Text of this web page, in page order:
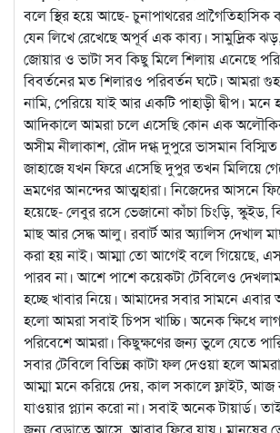
বলে স্থির হয়ে আছে- চুনাপাথরের প্রাগৈতিহাসিক
যেন লিখে রেখেছে অপূর্ব এক কাব্য। সামুদ্রিক
জোয়ার ও ভাটা সব কিছু মিলে শিলায় এনেছে
বিবর্তনের মত শিলারও পরিবর্তন ঘটে। আমরা
নামি, পেরিয়ে যাই আর একটি পাহাড়ী দ্বীপ। মনে
আদিকালে আমরা চলে এসেছি কোন এক অলৌকিক
অসীম নীলাকাশ, রৌদ দগ্ধ দুপুরে ভাসমান
জাহাজে যখন ফিরে এসেছি দুপুর তখন মিলিয়ে
ভ্রমণের আনন্দের আত্মহারা। নিজেদের আসনে
হয়েছে- লেবুর রসে ভেজানো কাঁচা চিংড়ি, স্কুইড,
মাছ আর সেদ্ধ আলু। রবার্ট আর অ্যালিস দেখাল
করা হয় নাই। আম্মা তো আগেই বলে গিয়েছে,
পারব না। আশে পাশে কয়েকটা টেবিলেও
হচ্ছে খাবার নিয়ে। আমাদের সবার সামনে
হলো আমরা সবাই চিপস খাচ্চি। অনেক ক্ষিধে
পরিবেশে আমরা। কিছুক্ষণের জন্য ভুলে যেতে
সবার টেবিলে বিভিন্ন কাটা ফল দেওয়া হলে
আম্মা মনে করিয়ে দেয়, কাল সকালে ফ্লাইট, আজ
যাওয়ার প্ল্যান করো না। সবাই অনেক টায়ার্ড।